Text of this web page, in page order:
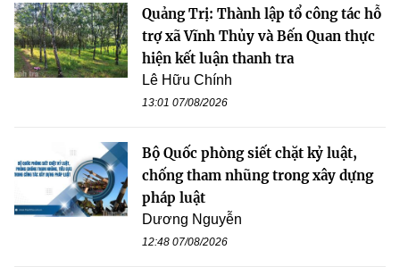
Quảng Trị: Thành lập tổ công tác hỗ
trợ xã Vĩnh Thủy và Bến Quan thực
hiện kết luận thanh tra
Lê Hữu Chính
13:01 07/08/2026
Bộ Quốc phòng siết chặt kỷ luật,
chống tham nhũng trong xây dựng
pháp luật
Dương Nguyễn
12:48 07/08/2026